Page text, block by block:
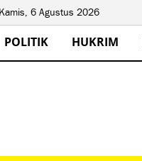
Kamis, 6 Agustus 2026
POLITIK HUKRIM